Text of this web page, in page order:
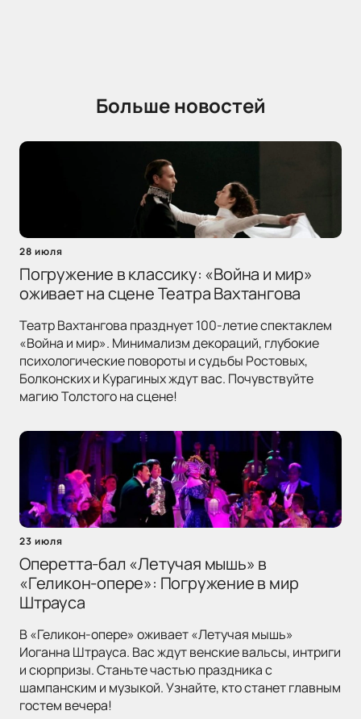
Больше новостей
28 июля
Погружение в классику: «Война и мир»
оживает на сцене Театра Вахтангова
Театр Вахтангова празднует 100-летие спектаклем
«Война и мир». Минимализм декораций, глубокие
психологические повороты и судьбы Ростовых,
Болконских и Курагиных ждут вас. Почувствуйте
магию Толстого на сцене!
23 июля
Оперетта-бал «Летучая мышь» в
«Геликон-опере»: Погружение в мир
Штрауса
В «Геликон-опере» оживает «Летучая мышь»
Иоганна Штрауса. Вас ждут венские вальсы, интриги
и сюрпризы. Станьте частью праздника с
шампанским и музыкой. Узнайте, кто станет главным
гостем вечера!